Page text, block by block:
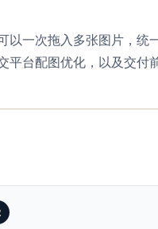
一次拖入多张图片，统
台配图优化，以及交付